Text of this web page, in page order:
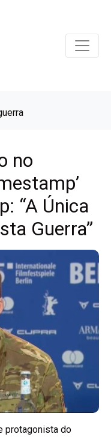
no
“A Única
Guerra”
protagonista do